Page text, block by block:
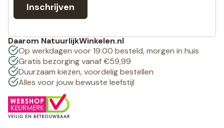
Inschrijven
Daarom NatuurlijkWinkelen.nl
Op werkdagen voor 19:00 besteld, morgen in huis
Gratis bezorging vanaf €59,99
Duurzaam kiezen, voordelig bestellen
Alles voor jouw bewuste leefstijl